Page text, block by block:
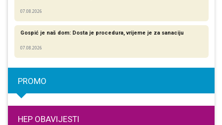
07.08.2026
Gospić je naš dom: Dosta je procedura, vrijeme je za sanaciju
07.08.2026
PROMO
HEP OBAVIJESTI